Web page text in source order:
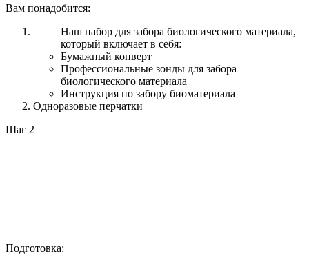
Вам понадобится:
Наш набор для забора биологического материала,
который включает в себя:
Бумажный конверт
Профессиональные зонды для забора
биологического материала
Инструкция по забору биоматериала
Одноразовые перчатки
Шаг 2
Подготовка: